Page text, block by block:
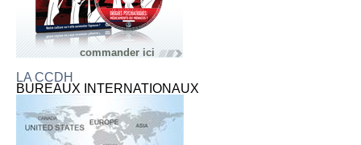
commander ici
LA CCDH
BUREAUX INTERNATIONAUX